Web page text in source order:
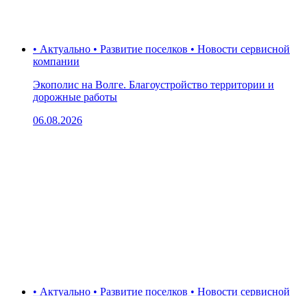
• Актуально • Развитие поселков • Новости сервисной
компании
Экополис на Волге. Благоустройство территории и
дорожные работы
06.08.2026
• Актуально • Развитие поселков • Новости сервисной